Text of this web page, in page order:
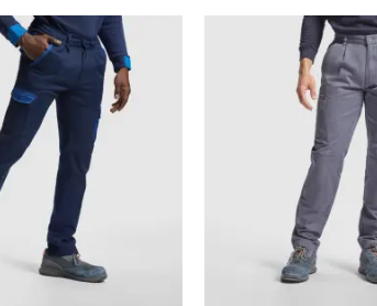
Fascia
di
prezzo:
da
17,71 €
a
25,30 €
Fascia
di
prezzo:
da
15,13 €
a
21,62 €